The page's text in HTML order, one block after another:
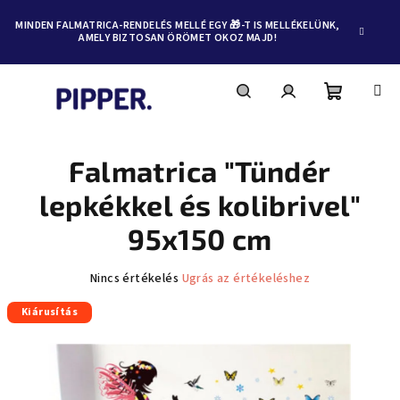
MINDEN FALMATRICA-RENDELÉS MELLÉ EGY 🎁-T IS MELLÉKELÜNK,
AMELY BIZTOSAN ÖRÖMET OKOZ MAJD!
Falmatrica "Tündér
lepkékkel és kolibrivel"
95x150 cm
A
átlagos
5-
ből
0,0
Nincs értékelés Ugrás az értékeléshez
Kiárusítás